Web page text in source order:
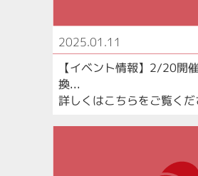
2025.01.11
【イベント情報】2/20開
換...
詳しくはこちらをご覧くだ